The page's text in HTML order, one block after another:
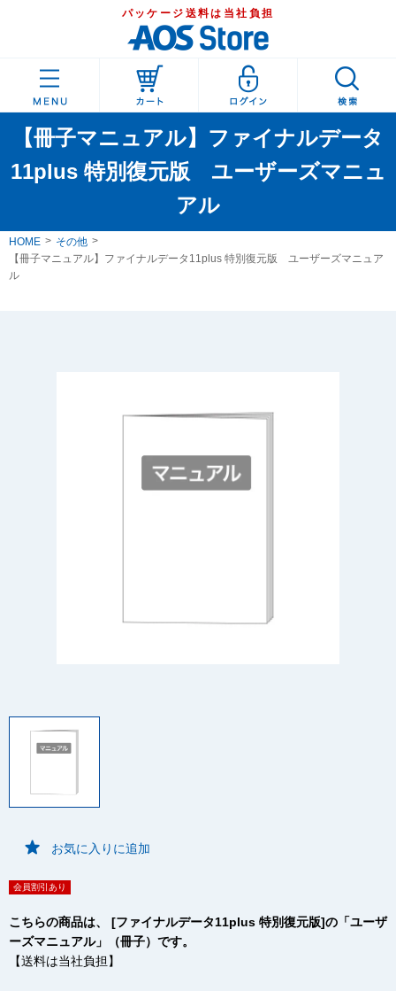
パッケージ送料は当社負担
【冊子マニュアル】ファイナルデータ
11plus 特別復元版 ユーザーズマニュ
アル
HOME
その他
【冊子マニュアル】ファイナルデータ11plus 特別復元版 ユーザーズマニュア
ル
お気に入りに追加
会員割引あり
こちらの商品は、 [ファイナルデータ11plus 特別復元版]の「ユーザ
ーズマニュアル」（冊子）です。
【送料は当社負担】